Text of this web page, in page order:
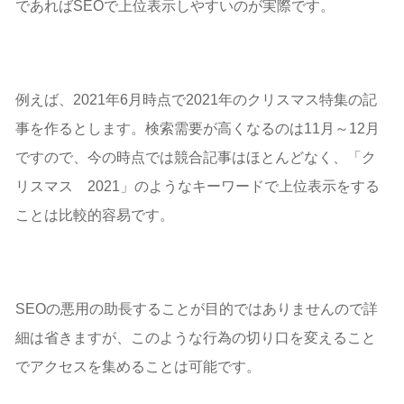
であればSEOで上位表示しやすいのが実際です。
例えば、2021年6月時点で2021年のクリスマス特集の記
事を作るとします。検索需要が高くなるのは11月～12月
ですので、今の時点では競合記事はほとんどなく、「ク
リスマス 2021」のようなキーワードで上位表示をする
ことは比較的容易です。
SEOの悪用の助長することが目的ではありませんので詳
細は省きますが、このような行為の切り口を変えること
でアクセスを集めることは可能です。